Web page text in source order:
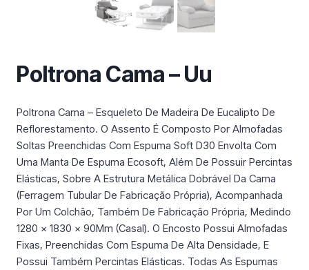
Poltrona Cama – Uu
Poltrona Cama – Esqueleto De Madeira De Eucalipto De
Reflorestamento. O Assento É Composto Por Almofadas
Soltas Preenchidas Com Espuma Soft D30 Envolta Com
Uma Manta De Espuma Ecosoft, Além De Possuir Percintas
Elásticas, Sobre A Estrutura Metálica Dobrável Da Cama
(Ferragem Tubular De Fabricação Própria), Acompanhada
Por Um Colchão, Também De Fabricação Própria, Medindo
1280 × 1830 × 90Mm (Casal). O Encosto Possui Almofadas
Fixas, Preenchidas Com Espuma De Alta Densidade, E
Possui Também Percintas Elásticas. Todas As Espumas